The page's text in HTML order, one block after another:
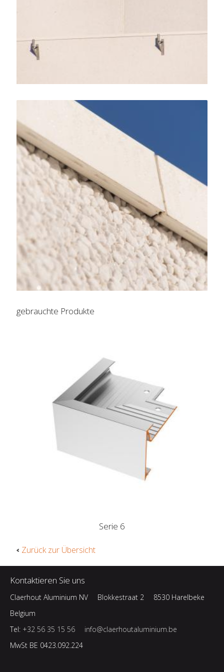
gebrauchte Produkte
Serie 6
Zurück zur Übersicht
Kontaktieren Sie uns
Claerhout Aluminium NV Blokkestraat 2
8530 Harelbeke
Belgium
Tel: +32 56 35 15 56
info@claerhoutaluminium.be
MwSt BE 0423.092.224